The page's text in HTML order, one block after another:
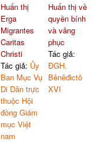
Huấn thị
Erga
Migrantes
Caritas
Christi
Tác giả: Ủy
Ban Mục Vụ
Di Dân trực
thuộc Hội
đồng Giám
mục Việt
nam
Huấn thị về
quyền bính
và vâng
phục
Tác giả:
ĐGH.
Bênêđictô
XVI